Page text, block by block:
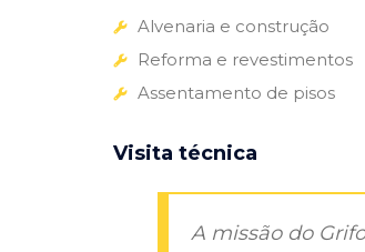
Alvenaria e construção
Reforma e revestimentos
Assentamento de pisos
Visita técnica
A missão do